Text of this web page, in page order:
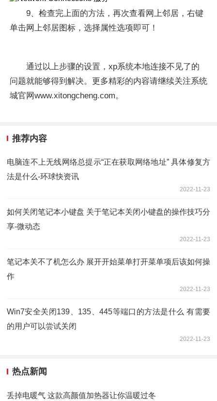
9、检查完上面的方法，再次查看网上邻居，右键
单击网上邻居图标，选择属性选项即可！
通过以上步骤的设置，xp系统本地连接不见了的
问题就能够得到解决。更多精彩的内容请继续关注系统
城官网www.xitongcheng.com。
推荐内容
电脑连不上无线网络总提示“正在获取网络地址” 具体修复方
法是什么-环球快资讯
2022-11-23
如何关闭笔记本小键盘 关于笔记本关闭小键盘的操作技巧分
享-微动态
2022-11-23
笔记本关不了机怎么办 展开开始菜单打开菜单项后该如何操
作
2022-11-23
Win7安全关闭139、135、445等端口的方法是什么 有需要
的用户可以尝试关闭
2022-11-23
热点新闻
丢掉电暖气 这款高颜值加热器让你温暖过冬